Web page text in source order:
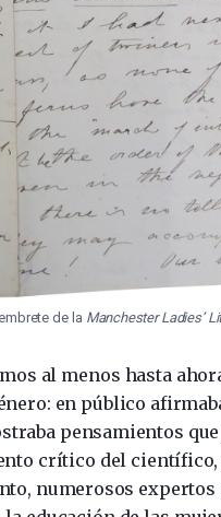
de la Manchester Ladies’
al menos hasta
en público
pensamientos
crítico del científico,
numerosos expertos